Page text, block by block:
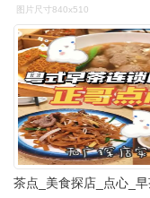
图片尺寸840x510